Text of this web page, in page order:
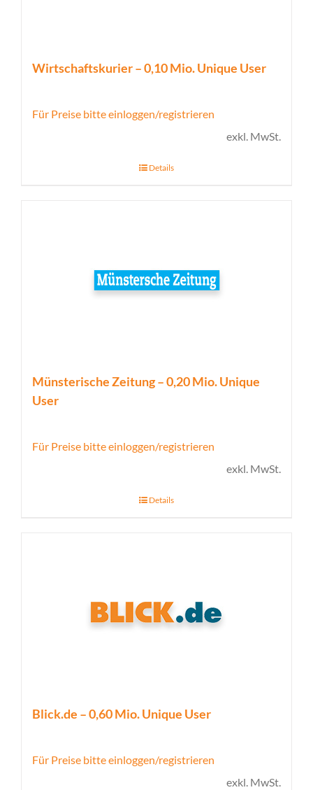
Wirtschaftskurier – 0,10 Mio. Unique User
Für Preise bitte einloggen/registrieren
exkl. MwSt.
Details
Münsterische Zeitung – 0,20 Mio. Unique
User
Für Preise bitte einloggen/registrieren
exkl. MwSt.
Details
Blick.de – 0,60 Mio. Unique User
Für Preise bitte einloggen/registrieren
exkl. MwSt.